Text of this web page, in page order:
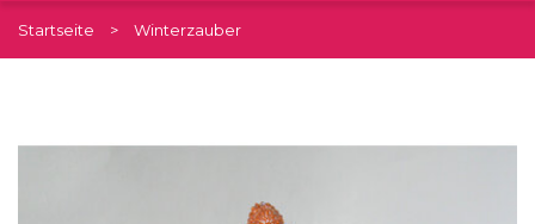
Startseite Winterzauber